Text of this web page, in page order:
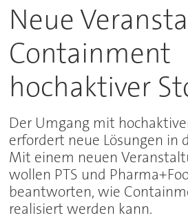
Neue
Containment
hochaktiver
Der Umgang mit
erfordert neue Lösungen in
Mit einem neuen
wollen PTS und
beantworten, wie
realisiert werden kann.